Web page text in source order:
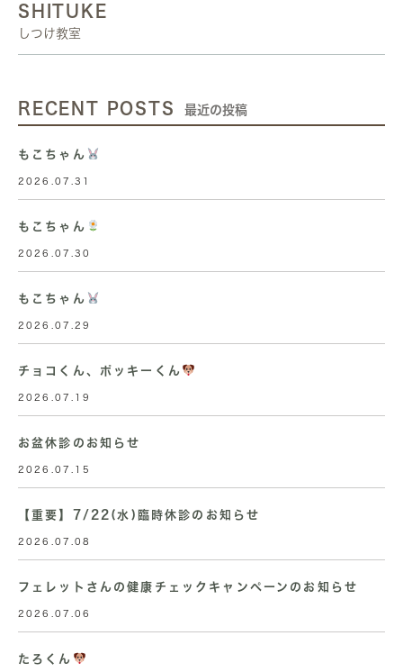
SHITUKE
しつけ教室
RECENT POSTS 最近の投稿
もこちゃん
2026.07.31
もこちゃん
2026.07.30
もこちゃん
2026.07.29
チョコくん、ポッキーくん
2026.07.19
お盆休診のお知らせ
2026.07.15
【重要】7/22(水)臨時休診のお知らせ
2026.07.08
フェレットさんの健康チェックキャンペーンのお知らせ
2026.07.06
たろくん